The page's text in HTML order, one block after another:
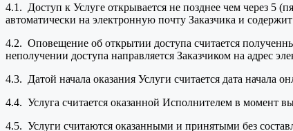
4.1. Доступ к Услуге открывается не позднее чем через 5
автоматически на электронную почту Заказчика и содержит
4.2. Оповещение об открытии доступа считается
неполучении доступа направляется Заказчиком на адрес
4.3. Датой начала оказания Услуги считается дата начала
4.4. Услуга считается оказанной Исполнителем в момент
4.5. Услуги считаются оказанными и принятыми без